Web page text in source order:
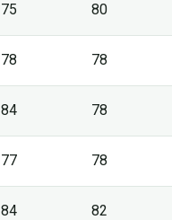
75 80
78 78
84 78
77 78
84 82